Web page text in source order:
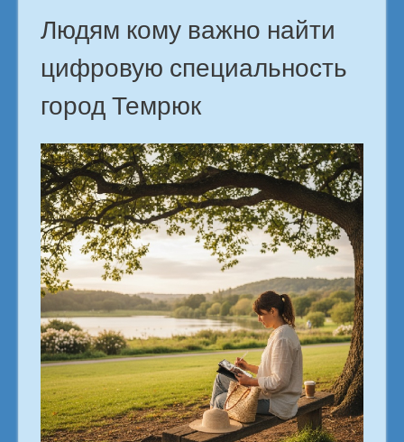
Людям кому важно найти
цифровую специальность
город Темрюк